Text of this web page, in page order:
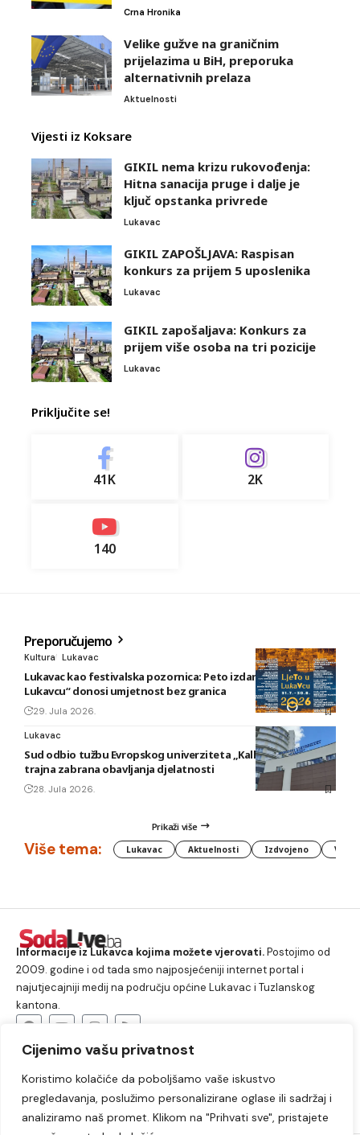
Cijenimo vašu privatnost
Koristimo kolačiće da poboljšamo vaše iskustvo
pregledavanja, poslužimo personalizirane oglase ili sadržaj i
analiziramo naš promet. Klikom na "Prihvati sve", pristajete
Crna Hronika
Velike gužve na graničnim
prijelazima u BiH, preporuka
alternativnih prelaza
Aktuelnosti
Vijesti iz Koksare
GIKIL nema krizu rukovođenja:
Hitna sanacija pruge i dalje je
ključ opstanka privrede
Lukavac
GIKIL ZAPOŠLJAVA: Raspisan
konkurs za prijem 5 uposlenika
Lukavac
GIKIL zapošaljava: Konkurs za
prijem više osoba na tri pozicije
Lukavac
Priključite se!
41K 2K
140
Preporučujemo
Kultura Lukavac
Lukavac kao festivalska pozornica: Peto izdanje „Ljeta u
Lukavcu“ donosi umjetnost bez granica
29. Jula 2026.
Lukavac
Sud odbio tužbu Evropskog univerziteta „Kallos“: Ostaje
trajna zabrana obavljanja djelatnosti
28. Jula 2026.
Prikaži više
Više tema: Lukavac Aktuelnosti Izdvojeno
Informacije iz Lukavca kojima možete vjerovati.Postojimo od
2009. godine i od tada smo najposjećeniji internet portal i
najutjecajniji medij na području općine Lukavac i Tuzlanskog
kantona.
Lukavac Društvo Crna hronika
Sport
Kultura
Kolumne Slobodno vrijeme